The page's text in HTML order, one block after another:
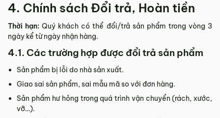
4. Chính sách Đổi trả, Hoàn tiền
Thời hạn: Quý khách có thể đổi/trả sản phẩm trong vòng 3
ngày kể từ ngày nhận hàng.
4.1. Các trường hợp được đổi trả sản phẩm
Sản phẩm bị lỗi do nhà sản xuất.
Giao sai sản phẩm, sai mẫu mã so với đơn hàng.
Sản phẩm hư hỏng trong quá trình vận chuyển (rách, xước,
vỡ…).